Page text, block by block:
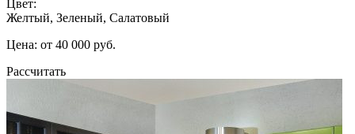
Цвет:
Желтый, Зеленый, Салатовый
Цена: от 40 000 руб.
Рассчитать